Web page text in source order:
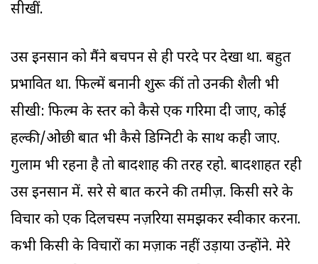
सीखीं.
उस इनसान को मैंने बचपन से ही परदे पर देखा था. बहुत
प्रभावित था. फिल्में बनानी शुरू कीं तो उनकी शैली भी
सीखी: फिल्म के स्तर को कैसे एक गरिमा दी जाए, कोई
हल्की/ओछी बात भी कैसे डिग्निटी के साथ कही जाए.
गुलाम भी रहना है तो बादशाह की तरह रहो. बादशाहत रही
उस इनसान में. दूसरे से बात करने की तमीज़. किसी दूसरे के
विचार को एक दिलचस्प नज़रिया समझकर स्वीकार करना.
कभी किसी के विचारों का मज़ाक नहीं उड़ाया उन्होंने. मेरे